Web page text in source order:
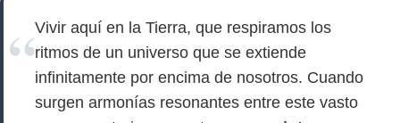
Vivir aquí en la Tierra, que respiramos los
ritmos de un universo que se extiende
infinitamente por encima de nosotros. Cuando
surgen armonías resonantes entre este vasto